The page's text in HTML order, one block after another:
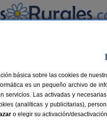
en Badajoz
son la forma más barata de
en un albergue rural en Badajozes
de
Campings y Bungalows en
básica sobre las cookies de
es un pequeño archivo de
servicios. Las activadas y
(analíticas y publicitarias),
o elegir su activación/